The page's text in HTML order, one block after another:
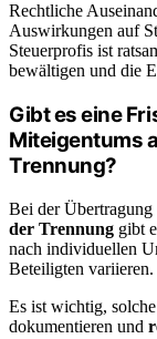
Rechtliche
Auswirkungen auf
Steuerprofis ist
bewältigen und die
Gibt es eine
Miteigentums
Trennung?
Bei der Übertragung
der Trennung gibt
nach individuellen
Beteiligten variieren.
Es ist wichtig,
dokumentieren und